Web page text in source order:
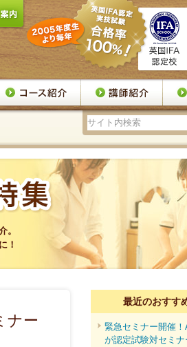
。
！
ナー
最近のおすす
緊急セミナー開催
が認定試験対セミナ